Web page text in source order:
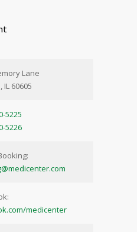
Lane
IL 60605
5225
5226
medicenter